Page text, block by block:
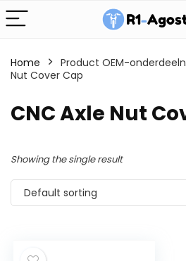
Home Product OEM-
Nut Cover Cap
CNC Axle Nut
Showing the single result
Default sorting